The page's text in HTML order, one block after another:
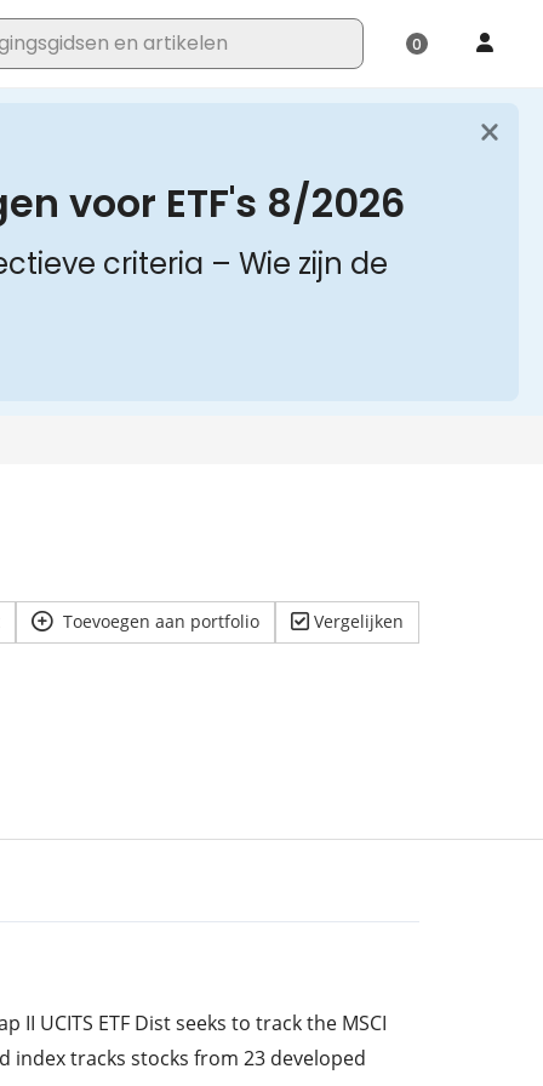
Toevoegen aan portfolio Vergelijken
II UCITS ETF Dist seeks to track the MSCI
index tracks stocks from 23 developed